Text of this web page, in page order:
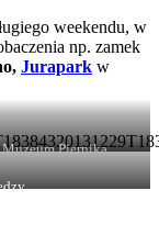
weekendu, w
np. zamek
Jurapark w
Piernika